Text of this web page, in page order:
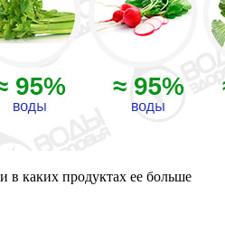
в каких продуктах ее больше